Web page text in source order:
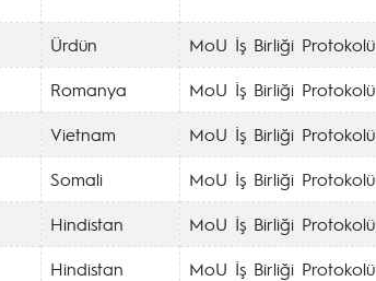
Ürdün MoU İş Birliği Protokolü
Romanya MoU İş Birliği Protokolü
Vietnam MoU İş Birliği Protokolü
Somali MoU İş Birliği Protokolü
Hindistan MoU İş Birliği Protokolü
Hindistan MoU İş Birliği Protokolü